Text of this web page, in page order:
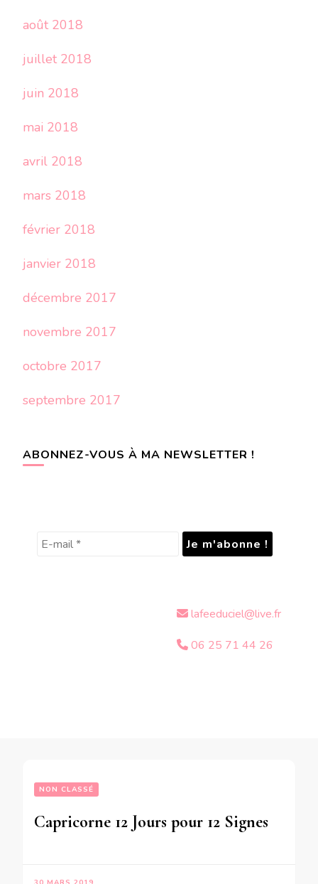
août 2018
juillet 2018
juin 2018
mai 2018
avril 2018
mars 2018
février 2018
janvier 2018
décembre 2017
novembre 2017
octobre 2017
septembre 2017
ABONNEZ-VOUS À MA NEWSLETTER !
lafeeduciel@live.fr
06 25 71 44 26
NON CLASSÉ